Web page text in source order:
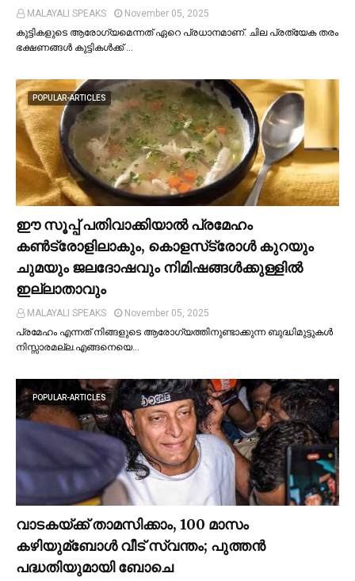
MALAYALI SPEAKS
November 05, 2025
കുട്ടികളുടെ ആരോഗ്യമെന്നത് ഏറെ പ്രധാനമാണ്. ചില പ്രത്യേക തരം
ഭക്ഷണങ്ങള്‍ കുട്ടികള്‍ക്ക് …
POPULAR-ARTICLES
ഈ സൂപ്പ് പതിവാക്കിയാല്‍ പ്രമേഹം
കണ്‍ട്രോളിലാകും, കൊളസ്‌ട്രോള്‍ കുറയും
ചുമയും ജലദോഷവും നിമിഷങ്ങള്‍ക്കുള്ളില്‍
ഇല്ലാതാവും
MALAYALI SPEAKS
November 05, 2025
പ്രമേഹം എന്നത് നിങ്ങളുടെ ആരോഗ്യത്തിനുണ്ടാക്കുന്ന ബുദ്ധിമുട്ടുകള്‍
നിസ്സാരമല്ല.എങ്ങനെയെ…
POPULAR-ARTICLES
വാടകയ്ക്ക് താമസിക്കാം, 100 മാസം
കഴിയുമ്ബോള്‍ വീട് സ്വന്തം; പുത്തന്‍
പദ്ധതിയുമായി ബോചെ